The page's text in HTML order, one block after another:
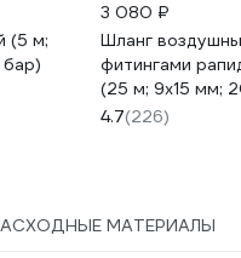
(5 м;
бар)
3 080 ₽
Шланг
фитингами
(25 м; 9x15 мм;
FOXWELD 6513
4.7(226)
МАТЕРИАЛЫ